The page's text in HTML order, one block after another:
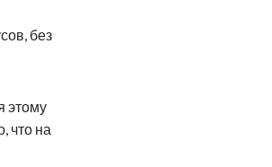
без
этому
что на